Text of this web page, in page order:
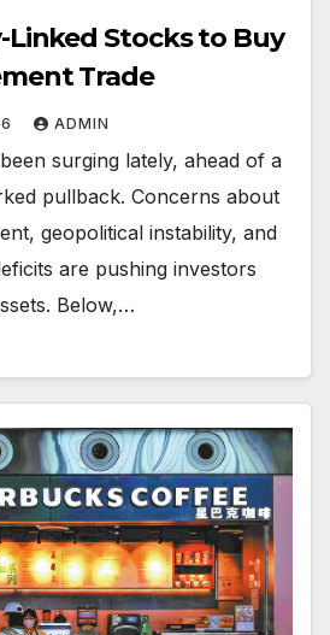
Linked Stocks to Buy
Trade
ADMIN
surging lately, ahead of a
pullback. Concerns about
geopolitical instability, and
are pushing investors
Below,…